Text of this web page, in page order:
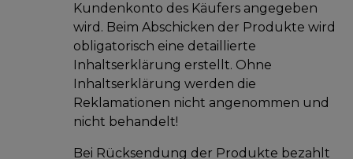
Kundenkonto des Käufers angegeben
wird. Beim Abschicken der Produkte wird
obligatorisch eine detaillierte
Inhaltserklärung erstellt. Ohne
Inhaltserklärung werden die
Reklamationen nicht angenommen und
nicht behandelt!
Bei Rücksendung der Produkte bezahlt